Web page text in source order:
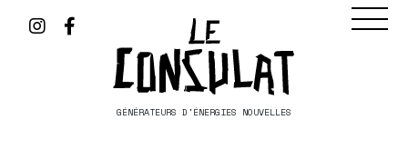
GÉNÉRATEURS D'ÉNERGIES NOUVELLES